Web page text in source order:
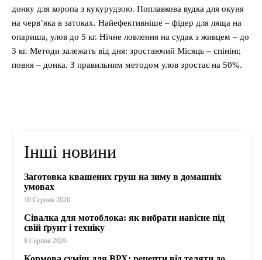
донку для коропа з кукурудзою. Поплавкова вудка для окуня
на черв’яка в затоках. Найефективніше – фідер для ляща на
опариша, улов до 5 кг. Нічне ловлення на судак з живцем – до
3 кг. Методи залежать від дня: зростаючий Місяць – спінінг,
повня – донка. З правильним методом улов зростає на 50%.
Інші новини
Заготовка квашених груш на зиму в домашніх
умовах
10 Серпня 2026
Сівалка для мотоблока: як вибрати навісне під
свій ґрунт і техніку
8 Серпня 2026